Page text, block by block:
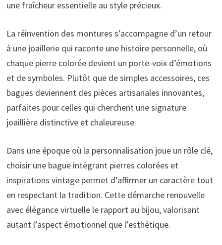
une fraîcheur essentielle au style précieux.
La réinvention des montures s’accompagne d’un retour
à une joaillerie qui raconte une histoire personnelle, où
chaque pierre colorée devient un porte-voix d’émotions
et de symboles. Plutôt que de simples accessoires, ces
bagues deviennent des pièces artisanales innovantes,
parfaites pour celles qui cherchent une signature
joaillière distinctive et chaleureuse.
Dans une époque où la personnalisation joue un rôle clé,
choisir une bague intégrant pierres colorées et
inspirations vintage permet d’affirmer un caractère tout
en respectant la tradition. Cette démarche renouvelle
avec élégance virtuelle le rapport au bijou, valorisant
autant l’aspect émotionnel que l’esthétique.